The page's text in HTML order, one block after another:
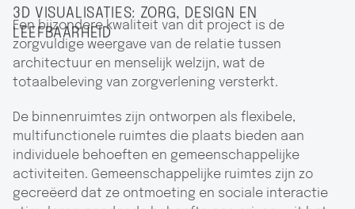
3D VISUALISATIES: ZORG, DESIGN EN
LEEFBAARHEID
Een bijzondere kwaliteit van dit project is de
zorgvuldige weergave van de relatie tussen
architectuur en menselijk welzijn, wat de
totaalbeleving van zorgverlening versterkt.
De binnenruimtes zijn ontworpen als flexibele,
multifunctionele ruimtes die plaats bieden aan
individuele behoeften en gemeenschappelijke
activiteiten. Gemeenschappelijke ruimtes zijn zo
gecreëerd dat ze ontmoeting en sociale interactie